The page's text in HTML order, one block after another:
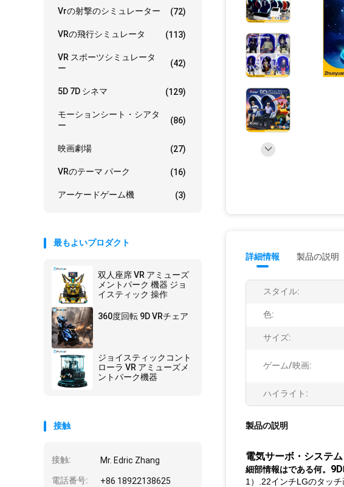
Vrの射撃のシミュレーター (72)
VRの飛行シミュレータ (113)
VR スポーツシミュレータ
ー
(42)
5D 7D シネマ (129)
モーションシート・シアタ
ー
(86)
映画劇場 (27)
VRのテーマ パーク (16)
アーケードゲーム機 (3)
最もよいプロダクト
双人座席 VR アミューズ
メントパーク 機器 ジョ
イスティック 操作
360度回転 9D VRチェア
ジョイスティックコント
ローラ VR アミューズメ
ントパーク機器
接触
接触: Mr. Edric Zhang
電話番号: +86 18922138625
詳細情報 製品の説明
スタイル:
色:
サイズ:
ゲーム/映画:
ハイライト:
製品の説明
電気サーボ・システ
細部情報はである何。 9D
1）.22インチLGのタッ